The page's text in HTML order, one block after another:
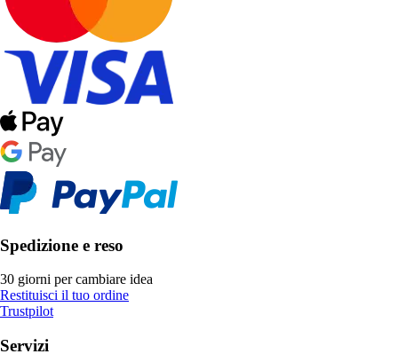
Spedizione e reso
30 giorni per cambiare idea
Restituisci il tuo ordine
Trustpilot
Servizi